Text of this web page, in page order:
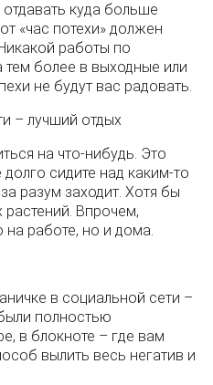
отдавать куда больше
«час потехи» должен
работы по
тем более в выходные или
не будут вас радовать.
– лучший отдых
на что-нибудь. Это
сидите над каким-то
разум заходит. Хотя бы
растений. Впрочем,
работе, но и дома.
в социальной сети –
полностью
в блокноте – где вам
вылить весь негатив и